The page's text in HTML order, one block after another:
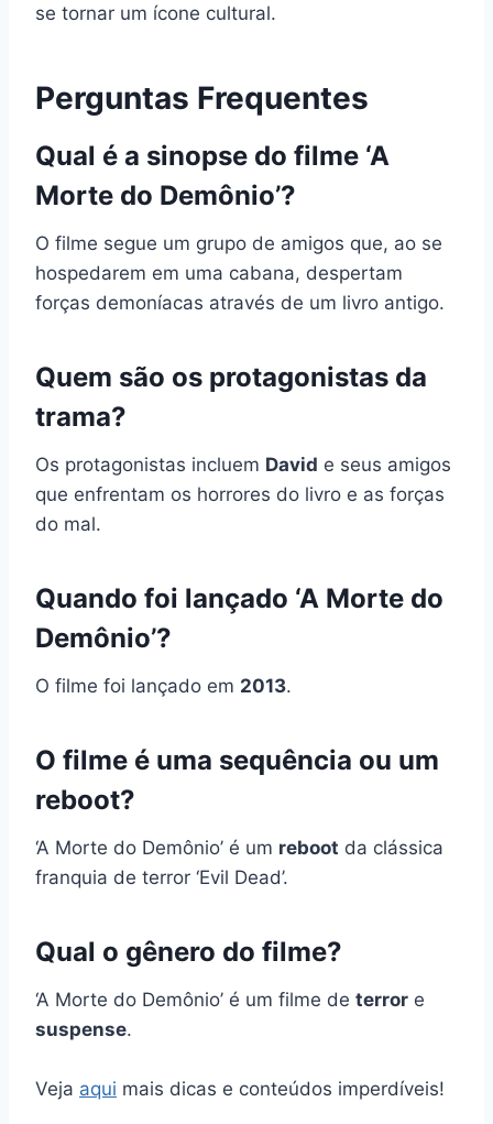
se tornar um ícone cultural.
Perguntas Frequentes
Qual é a sinopse do filme ‘A
Morte do Demônio’?
O filme segue um grupo de amigos que, ao se
hospedarem em uma cabana, despertam
forças demoníacas através de um livro antigo.
Quem são os protagonistas da
trama?
Os protagonistas incluem David e seus amigos
que enfrentam os horrores do livro e as forças
do mal.
Quando foi lançado ‘A Morte do
Demônio’?
O filme foi lançado em 2013.
O filme é uma sequência ou um
reboot?
‘A Morte do Demônio’ é um reboot da clássica
franquia de terror ‘Evil Dead’.
Qual o gênero do filme?
‘A Morte do Demônio’ é um filme de terror e
suspense.
Veja aqui mais dicas e conteúdos imperdíveis!